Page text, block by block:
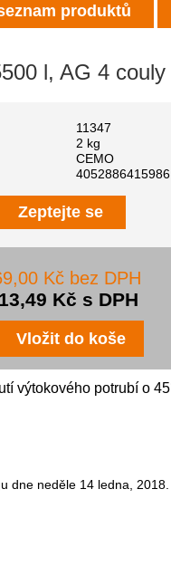
produktů
l, AG 4 couly
11347
2 kg
CEMO
4052886415986
Zeptejte se
Kč bez DPH
Kč s DPH
výtokového potrubí o
dne neděle 14 ledna, 2018.